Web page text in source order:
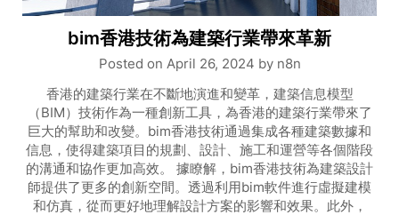
bim香港技術為建築行業帶來革新
Posted on April 26, 2024 by n8n
香港的建築行業在不斷地演進和變革，建築信息模型
（BIM）技術作為一種創新工具，為香港的建築行業帶來了
巨大的幫助和改變。bim香港技術通過集成各種建築數據和
信息，使得建築項目的規劃、設計、施工和運營等各個階段
的溝通和協作更加高效。 據瞭解，bim香港技術為建築設計
師提供了更多的創新空間。透過利用bim軟件進行虛擬建模
和仿真，從而更好地理解設計方案的影響和效果。此外，